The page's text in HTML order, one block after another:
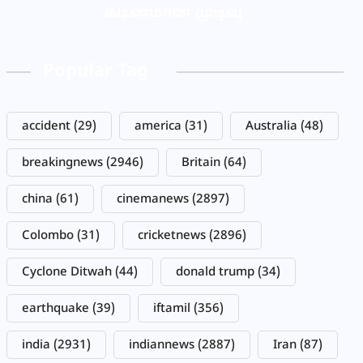
accident (29) america (31) Australia (48)
breakingnews (2946) Britain (64)
china (61) cinemanews (2897)
Colombo (31) cricketnews (2896)
Cyclone Ditwah (44) donald trump (34)
earthquake (39) iftamil (356)
india (2931) indiannews (2887) Iran (87)